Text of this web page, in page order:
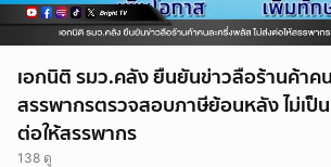
เอกนิติ รมว.คลัง ยืนยันข่าวลือร้านค้าค
สรรพากรตรวจสอบภาษีย้อนหลัง ไม่เป็
ต่อให้สรรพากร
138 ดู